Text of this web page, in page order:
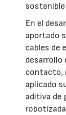
En el
aportado
cables de
desarrollo
contacto,
aplicado
aditiva de